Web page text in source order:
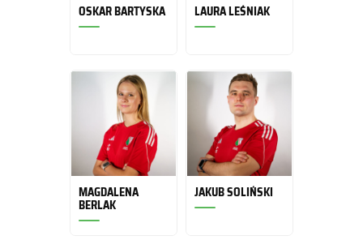
OSKAR BARTYSKA LAURA LEŚNIAK
MAGDALENA
BERLAK
JAKUB SOLIŃSKI